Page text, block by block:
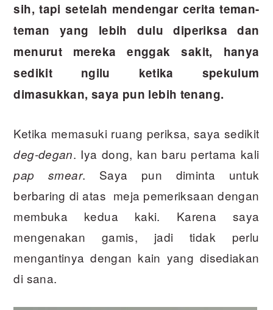
sih, tapi setelah mendengar cerita teman-
teman yang lebih dulu diperiksa dan
menurut mereka enggak sakit, hanya
sedikit ngilu ketika spekulum
dimasukkan, saya pun lebih tenang.
Ketika memasuki ruang periksa, saya sedikit
deg-degan. Iya dong, kan baru pertama kali
pap smear. Saya pun diminta untuk
berbaring di atas meja pemeriksaan dengan
membuka kedua kaki. Karena saya
mengenakan gamis, jadi tidak perlu
mengantinya dengan kain yang disediakan
di sana.